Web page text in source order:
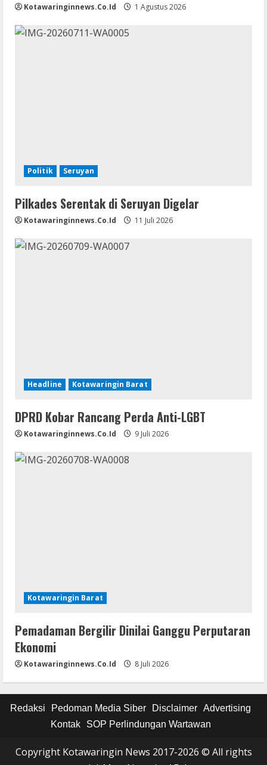
Kotawaringinnews.co.id 1 Agustus 2026
Politik Seruyan
Pilkades Serentak di Seruyan Digelar
Kotawaringinnews.co.id 11 Juli 2026
Headline Kotawaringin Barat
DPRD Kobar Rancang Perda Anti-LGBT
Kotawaringinnews.co.id 9 Juli 2026
Kotawaringin Barat
Pemadaman Bergilir Dinilai Ganggu Perputaran
Ekonomi
Kotawaringinnews.co.id 8 Juli 2026
Redaksi Pedoman Media Siber Disclaimer Advertising
Kontak
SOP Perlindungan Wartawan
Copyright Kotawaringin News 2017-2026 © All rights